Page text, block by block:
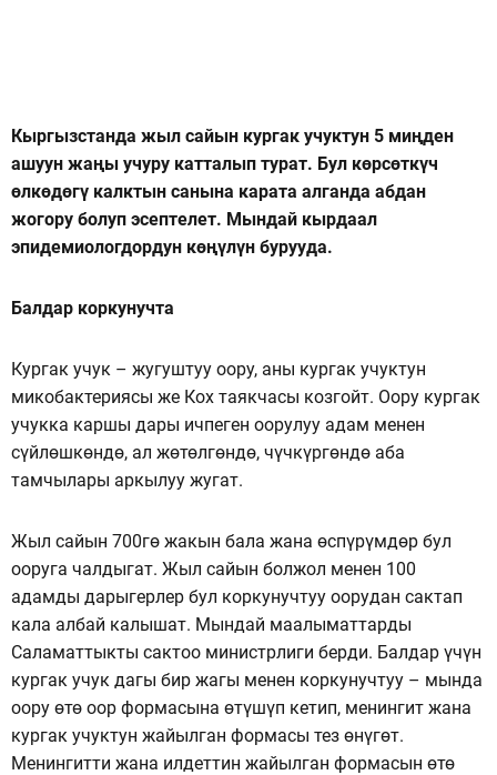
Кыргызстанда жыл сайын кургак учуктун 5 миңден
ашуун жаңы учуру катталып турат. Бул көрсөткүч
өлкөдөгү калктын санына карата алганда абдан
жогору болуп эсептелет. Мындай кырдаал
эпидемиологдордун көңүлүн бурууда.
Балдар коркунучта
Кургак учук – жугуштуу оору, аны кургак учуктун
микобактериясы же Кох таякчасы козгойт. Оору кургак
учукка каршы дары ичпеген оорулуу адам менен
сүйлөшкөндө, ал жөтөлгөндө, чүчкүргөндө аба
тамчылары аркылуу жугат.
Жыл сайын 700гө жакын бала жана өспүрүмдөр бул
ооруга чалдыгат. Жыл сайын болжол менен 100
адамды дарыгерлер бул коркунучтуу оорудан сактап
кала албай калышат. Мындай маалыматтарды
Саламаттыкты сактоо министрлиги берди. Балдар үчүн
кургак учук дагы бир жагы менен коркунучтуу – мында
оору өтө оор формасына өтүшүп кетип, менингит жана
кургак учуктун жайылган формасы тез өнүгөт.
Менингитти жана илдеттин жайылган формасын өтө